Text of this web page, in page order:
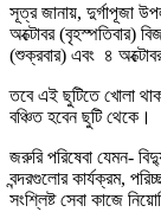
সূত্র জানায়, দুর্গাপূজা
অক্টোবর (বৃহস্পতিবার)
(শুক্রবার) এবং ৪
তবে এই ছুটিতে খোলা
বঞ্চিত হবেন ছুটি থেকে।
জরুরি পরিষেবা যেমন-
বন্দরগুলোর কার্যক্রম,
সংশ্লিষ্ট সেবা কাজে